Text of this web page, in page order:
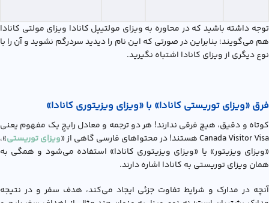
توجه داشته باشید که در محاوره به ویزای مولتیپل کانادا ویزای مولتی کانادا
هم می‌گویند؛ بنابراین در صورتی که این نام را دیدید سردرگم نشوید و آن را با
نوع دیگری از ویزای کانادا اشتباه نگیرید.
فرق «ویزای توریستی کانادا» با «ویزای ویزیتوری کانادا»
کوتاه و دقیق، هیچ فرقی ندارند! هر دو ترجمه و معادل رایجِ یک مفهوم یعنی
Canada Visitor Visa هستند! در محتواهای فارسی گاهی از «
ویزای توریستی»،
«ویزای ویزیتور» یا «ویزای ویزیتوری کانادا» استفاده می‌شود و همگی به
همان ویزای توریستی به کانادا اشاره دارند.
آنچه در مدارک و شرایط تفاوت جزئی ایجاد می‌کند، هدف سفر و در نتیجه